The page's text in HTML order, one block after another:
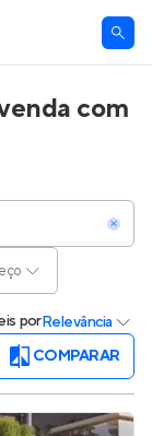
com
porRelevância
COMPARAR